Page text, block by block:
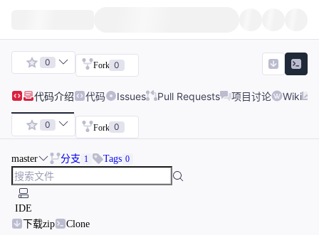
0 Fork 0
代码介绍 代码 Issues Pull Requests 项目讨论 Wiki
0 Fork 0
master 分支 1 Tags 0
IDE
下载zip
Clone